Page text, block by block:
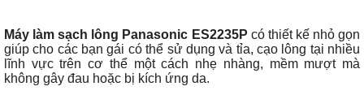
Máy làm sạch lông Panasonic ES2235P có thiết kế nhỏ gọn
giúp cho các bạn gái có thể sử dụng và tỉa, cạo lông tại nhiều
lĩnh vực trên cơ thể một cách nhẹ nhàng, mềm mượt mà
không gây đau hoặc bị kích ứng da.